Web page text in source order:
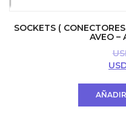
SOCKETS (
AVEO –
El